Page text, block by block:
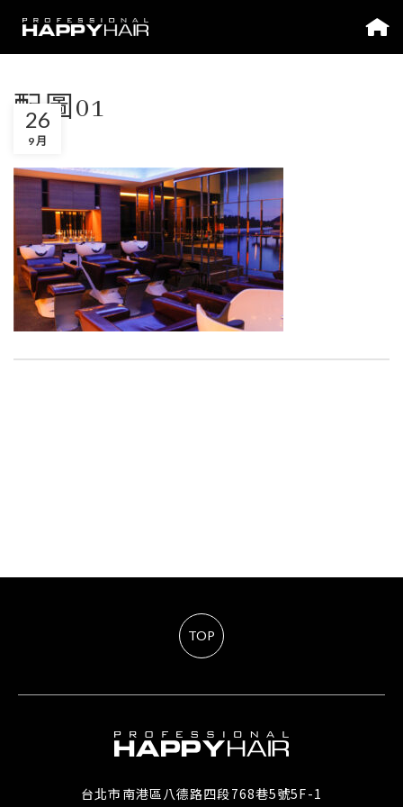
配圖01
26
9 月
TOP
台北市南港區八德路四段768巷5號5F-1